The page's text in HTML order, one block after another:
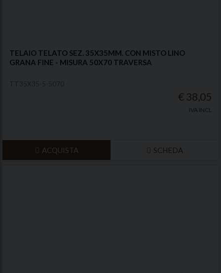
TELAIO TELATO SEZ. 35X35MM. CON MISTO LINO
GRANA FINE - MISURA 50X70 TRAVERSA
€ 38,05
IVA INCL
ACQUISTA SCHEDA